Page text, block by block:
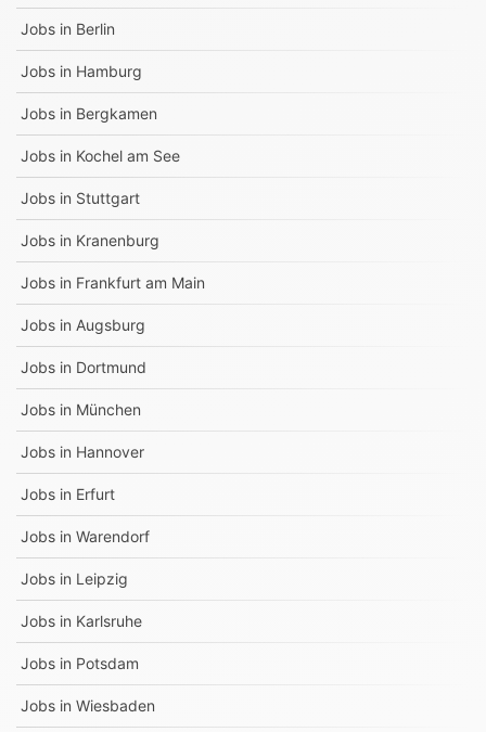
Jobs in Berlin
Jobs in Hamburg
Jobs in Bergkamen
Jobs in Kochel am See
Jobs in Stuttgart
Jobs in Kranenburg
Jobs in Frankfurt am Main
Jobs in Augsburg
Jobs in Dortmund
Jobs in München
Jobs in Hannover
Jobs in Erfurt
Jobs in Warendorf
Jobs in Leipzig
Jobs in Karlsruhe
Jobs in Potsdam
Jobs in Wiesbaden